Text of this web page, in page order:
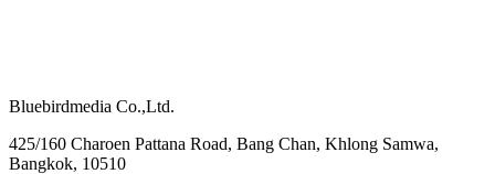
Bluebirdmedia Co.,Ltd.
425/160 Charoen Pattana Road, Bang Chan, Khlong Samwa,
Bangkok, 10510